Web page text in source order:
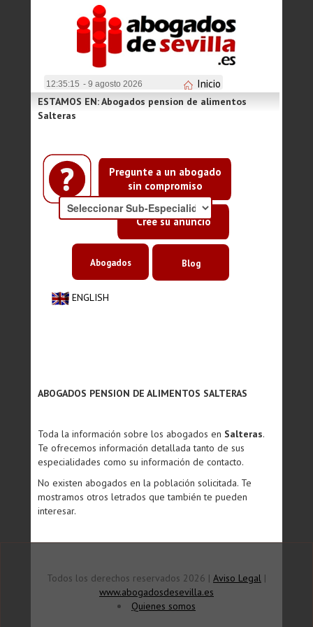
12:35:15 - 9 agosto 2026 Inicio
Pregunte a un abogado
sin compromiso
Cree su anuncio
ESTAMOS EN: Abogados pension de alimentos
Salteras
ENGLISH
Abogados Blog
ABOGADOS PENSION DE ALIMENTOS SALTERAS
Toda la información sobre los abogados en Salteras.
Te ofrecemos información detallada tanto de sus
especialidades como su información de contacto.
No existen abogados en la población solicitada. Te
mostramos otros letrados que también te pueden
interesar.
Todos los derechos reservados 2026 | Aviso Legal |
www.abogadosdesevilla.es
Quienes somos